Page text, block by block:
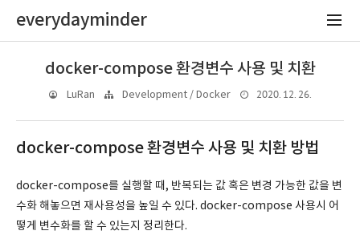
everydayminder
docker-compose 환경변수 사용 및 치환
LuRan Development / Docker 2020. 12. 26.
docker-compose 환경변수 사용 및 치환 방법
docker-compose를 실행할 때, 반복되는 값 혹은 변경 가능한 값을 변
수화 해놓으면 재사용성을 높일 수 있다. docker-compose 사용시 어
떻게 변수화를 할 수 있는지 정리한다.